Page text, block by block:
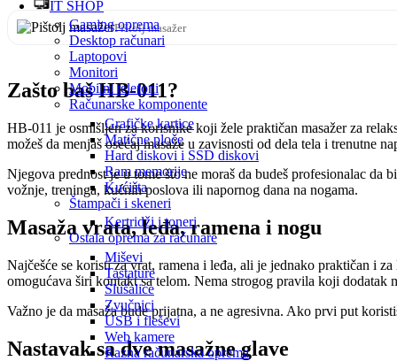
IT SHOP
Gaming oprema
Desktop računari
Laptopovi
Monitori
Mobilni telefoni
Računarske komponente
Grafičke kartice
Matične ploče
Hard diskovi i SSD diskovi
Ram memorije
Kućišta
Štampači i skeneri
Kertridži i toneri
Ostala oprema za računare
Miševi
Tastature
Slušalice
Zvučnici
USB i fleševi
Web kamere
Razna računarska oprema
Pištolj masažer
Zašto baš HB-011?
HB-011 je osmišljen za korisnike koji žele praktičan masažer za
možeš da menjaš osećaj masaže u zavisnosti od dela tela i trenutne
Njegova prednost je u tome što ne moraš da budeš profesionalac
vožnje, treninga, kućnih poslova ili napornog dana na nogama.
Masaža vrata, leđa, ramena i nogu
Najčešće se koristi za vrat, ramena i leđa, ali je jednako praktičan i
omogućava širi kontakt sa telom. Nema strogog pravila koji dodatak
Važno je da masaža bude prijatna, a ne agresivna. Ako prvi put
Nastavak sa dve masažne glave